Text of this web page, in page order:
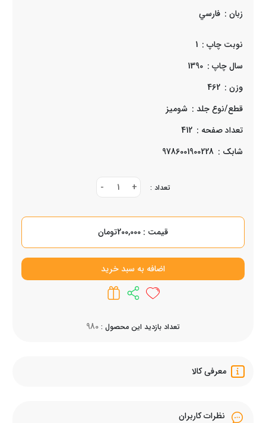
زبان : فارسي
نوبت چاپ : 1
سال چاپ : 1390
وزن : 462
قطع/نوع جلد : شوميز
تعداد صفحه : 412
شابک : 9786001900228
تعداد : +
1
-
قیمت : 200,000تومان
اضافه به سبد خرید
تعداد بازدید این محصول : 980
معرفی کالا
نظرات کاربران